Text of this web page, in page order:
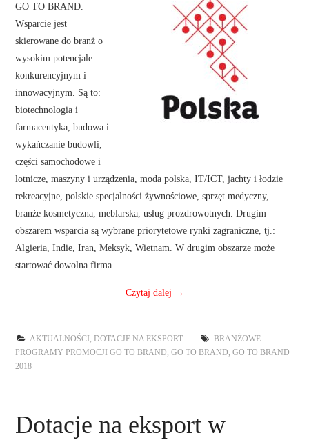
GO TO BRAND.
Wsparcie jest
skierowane do branż o
wysokim potencjale
konkurencyjnym i
innowacyjnym. Są to:
biotechnologia i
farmaceutyka, budowa i
wykańczanie budowli,
części samochodowe i
lotnicze, maszyny i urządzenia, moda polska, IT/ICT, jachty i łodzie
rekreacyjne, polskie specjalności żywnościowe, sprzęt medyczny,
branże kosmetyczna, meblarska, usług prozdrowotnych. Drugim
obszarem wsparcia są wybrane priorytetowe rynki zagraniczne, tj.:
Algieria, Indie, Iran, Meksyk, Wietnam. W drugim obszarze może
startować dowolna firma.
Czytaj dalej →
AKTUALNOŚCI ,DOTACJE NA EKSPORT
BRANŻOWE
PROGRAMY PROMOCJI GO TO BRAND ,GO TO BRAND ,GO TO BRAND
2018
Dotacje na eksport w